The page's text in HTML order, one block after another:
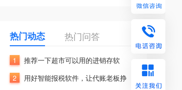
热门动态 热门问答
1
推荐一下超市可以用的进销存软
2
用好智能报税软件，让代账老板挣